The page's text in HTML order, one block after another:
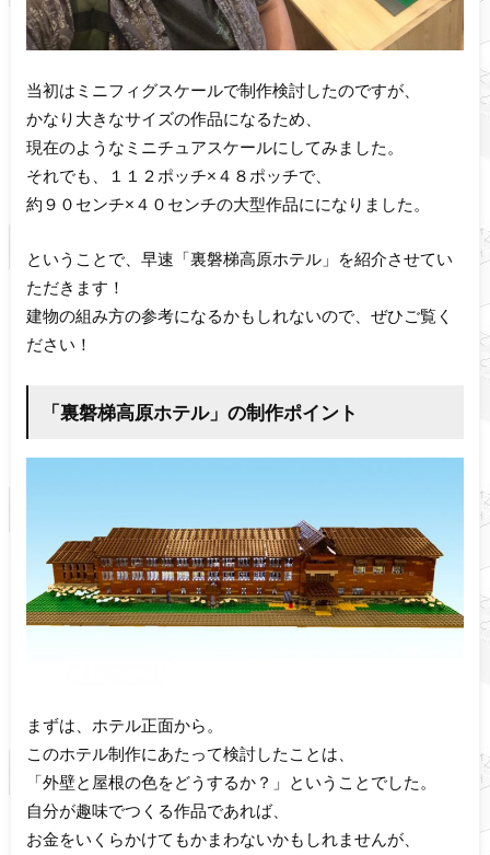
当初はミニフィグスケールで制作検討したのですが、
かなり大きなサイズの作品になるため、
現在のようなミニチュアスケールにしてみました。
それでも、１１２ポッチ×４８ポッチで、
約９０センチ×４０センチの大型作品にになりました。
ということで、早速「裏磐梯高原ホテル」を紹介させてい
ただきます！
建物の組み方の参考になるかもしれないので、ぜひご覧く
ださい！
「裏磐梯高原ホテル」の制作ポイント
まずは、ホテル正面から。
このホテル制作にあたって検討したことは、
「外壁と屋根の色をどうするか？」ということでした。
自分が趣味でつくる作品であれば、
お金をいくらかけてもかまわないかもしれませんが、